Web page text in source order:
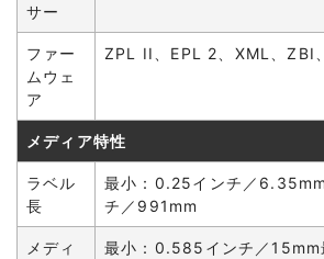
サー
ファー
ムウェ
ア
ZPL II、EPL 2、XML、ZBI
メディア特性
ラベル
長
最小：0.25インチ／
チ／991mm
メディ
最小：0.585インチ／